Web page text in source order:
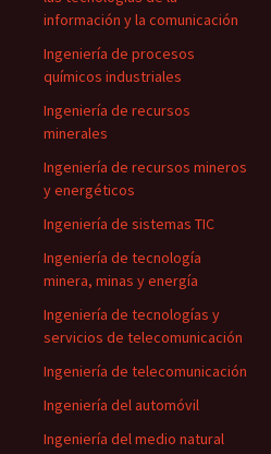
información y la comunicación
Ingeniería de procesos
químicos industriales
Ingeniería de recursos
minerales
Ingeniería de recursos mineros
y energéticos
Ingeniería de sistemas TIC
Ingeniería de tecnología
minera, minas y energía
Ingeniería de tecnologías y
servicios de telecomunicación
Ingeniería de telecomunicación
Ingeniería del automóvil
Ingeniería del medio natural